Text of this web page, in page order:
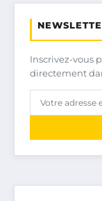
Inscrivez-vous
directement